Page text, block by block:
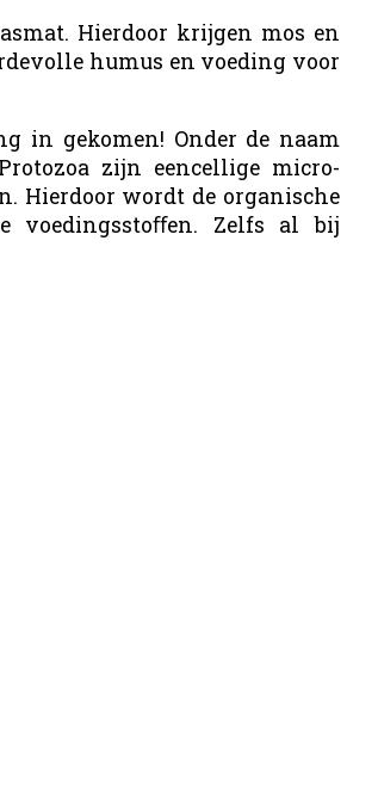
Hierdoor krijgen mos en
humus en voeding voor
in gekomen! Onder de naam
zijn eencellige micro-
Hierdoor wordt de organische
voedingsstoﬀen. Zelfs al bij